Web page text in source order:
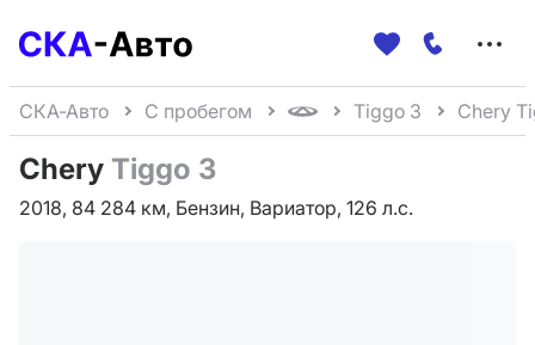
СКА-Авто С пробегом Tiggo 3 Chery
Chery Tiggo 3
2018, 84 284 км, Бензин, Вариатор, 126 л.с.